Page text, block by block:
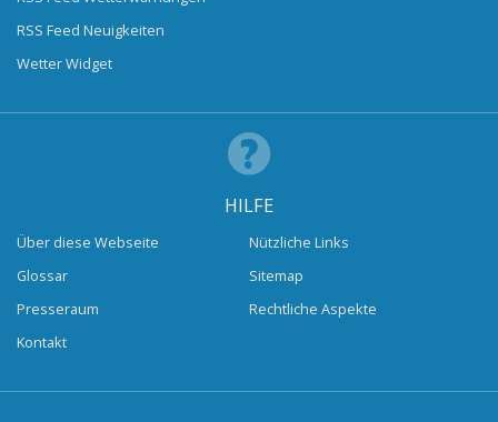
RSS Feed Neuigkeiten
Wetter Widget
HILFE
Über diese Webseite
Glossar
Presseraum
Kontakt
Nützliche Links
Sitemap
Rechtliche Aspekte